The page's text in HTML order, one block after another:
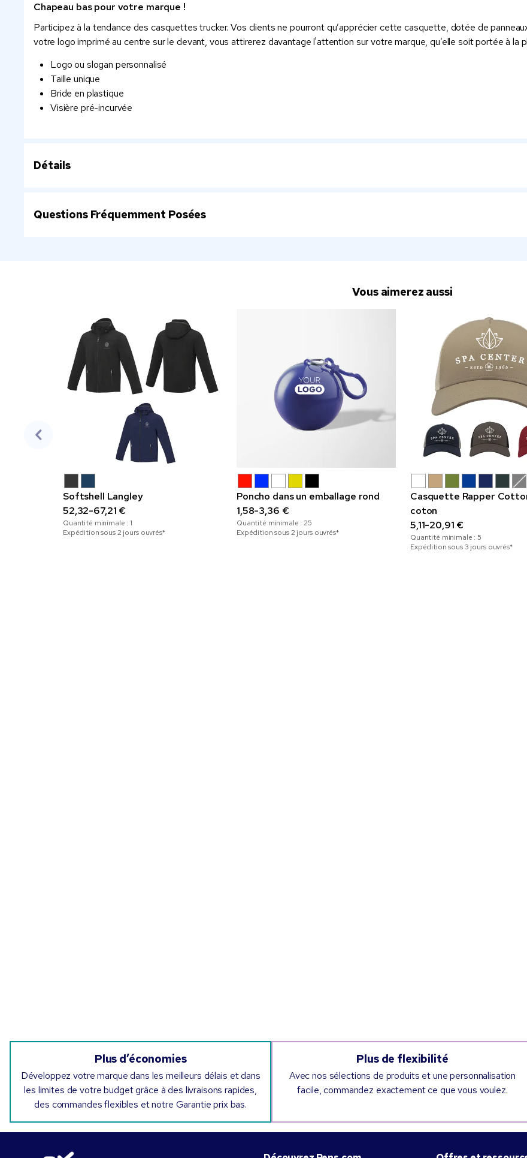
Chapeau bas pour votre marque !
Participez à la tendance des casquettes trucker. Vos clients ne pourront qu’apprécier cette casquette, dotée de
votre logo imprimé au centre sur le devant, vous attirerez davantage l'attention sur votre marque, qu’elle soit portée à la
Logo ou slogan personnalisé
Taille unique
Bride en plastique
Visière pré-incurvée
Détails
Questions Fréquemment Posées
Vous aimerez aussi
Softshell Langley
52,32-67,21 €
Quantité minimale : 1
Expédition sous 2 jours ouvrés*
Poncho dans un emballage rond
1,58-3,36 €
Quantité minimale :25
Expédition sous 2 jours ouvrés*
Casquette Rapper
coton
5,11-20,91 €
Quantité minimale :5
Expédition sous 3 jours ouvrés*
Plus d’économies
Développez votre marque dans les meilleurs délais et dans
les limites de votre budget grâce à des livraisons rapides,
des commandes flexibles et notre Garantie prix bas.
Plus de flexibilité
Avec nos sélections de produits et une personnalisation
facile, commandez exactement ce que vous voulez.